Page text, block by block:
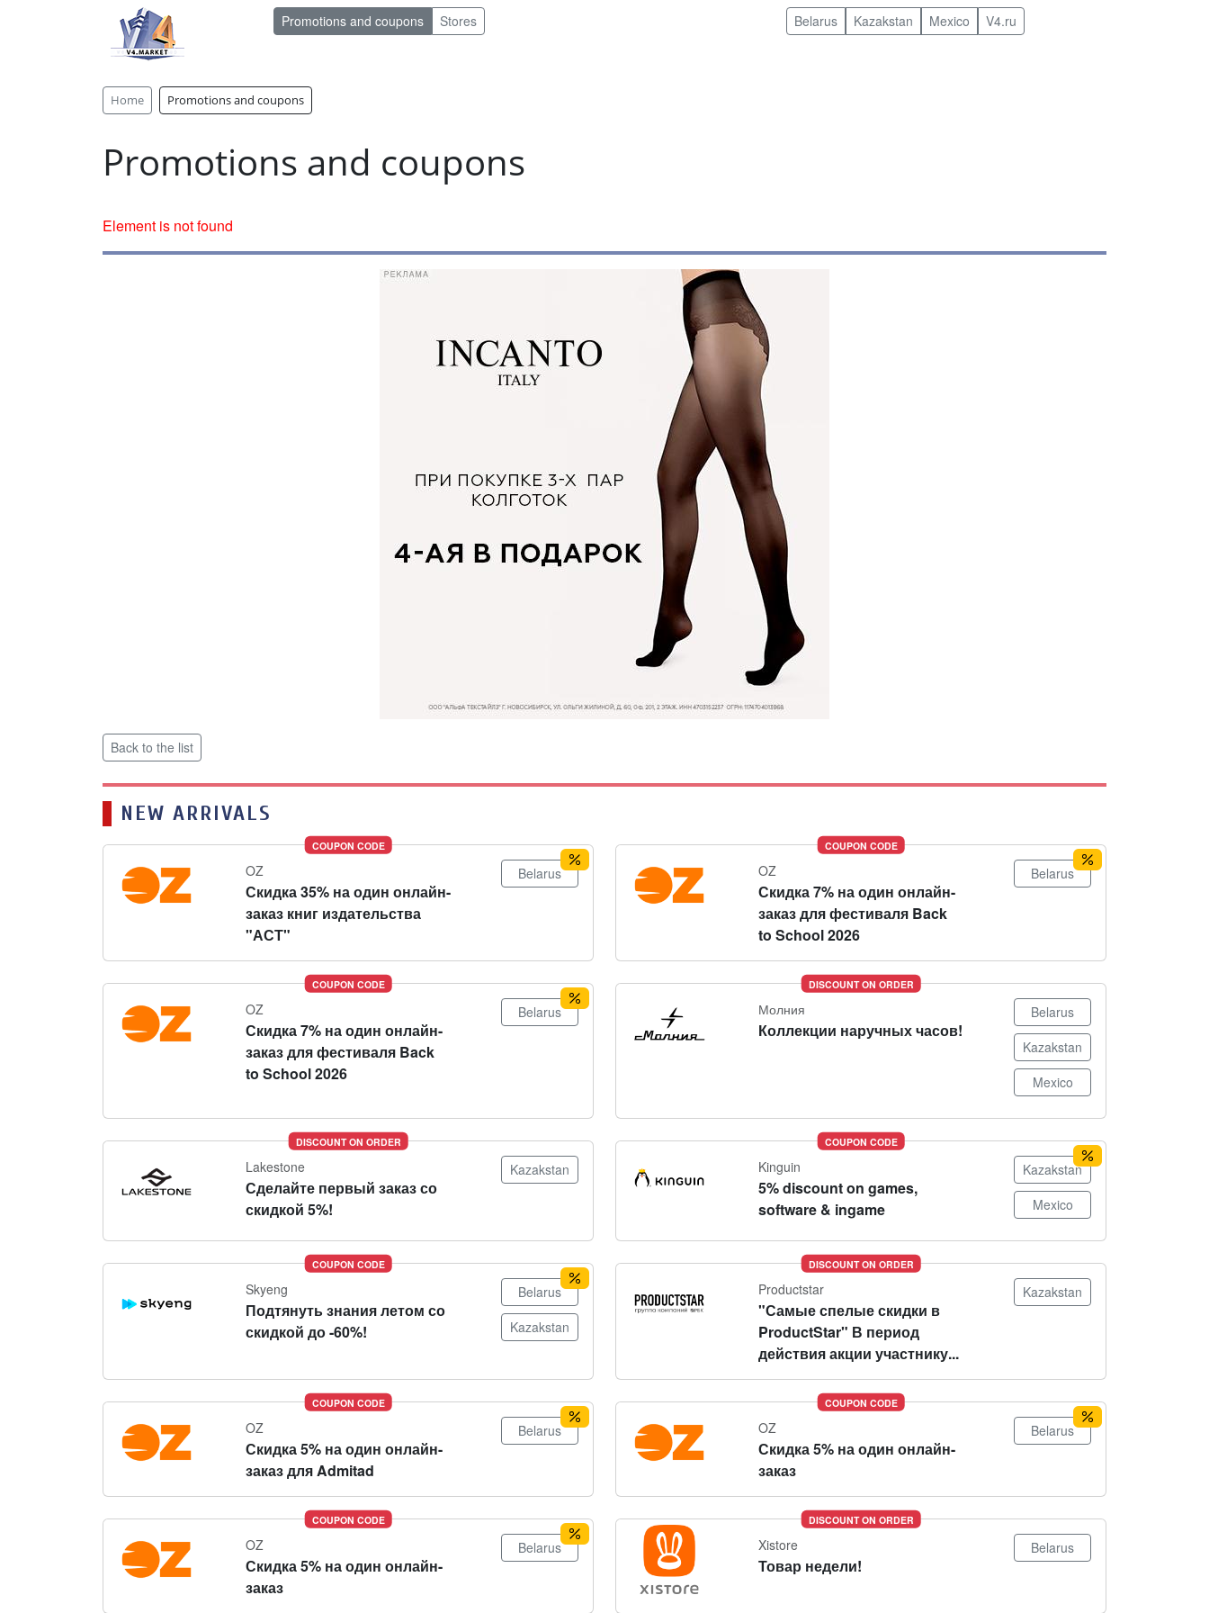
Promotions and coupons Stores Belarus Kazakstan Mexico V4.ru
Home Promotions and coupons
Promotions and coupons
Element is not found
Back to the list
NEW ARRIVALS
COUPON CODE
OZ
Скидка 35% на один онлайн-
заказ книг издательства
"АСТ"
Belarus
COUPON CODE
OZ
Скидка 7% на один онлайн-
заказ для фестиваля Back
to School 2026
Belarus
COUPON CODE
OZ
Скидка 7% на один онлайн-
заказ для фестиваля Back
to School 2026
Belarus
DISCOUNT ON ORDER
Молния
Коллекции наручных часов!
Belarus
Kazakstan
Mexico
DISCOUNT ON ORDER
Lakestone
Сделайте первый заказ со
скидкой 5%!
Kazakstan
COUPON CODE
Kinguin
5% discount on games,
software & ingame
Kazakstan
Mexico
COUPON CODE
Skyeng
Подтянуть знания летом со
скидкой до -60%!
Belarus
Kazakstan
DISCOUNT ON ORDER
Productstar
"Самые спелые скидки в
ProductStar" В период
действия акции участнику...
Kazakstan
COUPON CODE
OZ
Скидка 5% на один онлайн-
заказ для Admitad
Belarus
COUPON CODE
OZ
Скидка 5% на один онлайн-
заказ
Belarus
COUPON CODE
OZ
Скидка 5% на один онлайн-
заказ
Belarus
DISCOUNT ON ORDER
Xistore
Товар недели!
Belarus